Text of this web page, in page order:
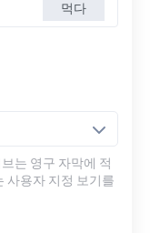
먹다
는 영구 자막에 적
사용자 지정 보기를